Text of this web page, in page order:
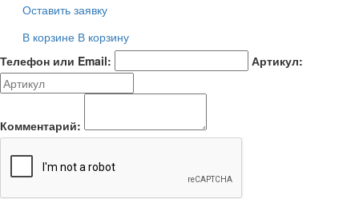
Оставить заявку
В корзине В корзину
Телефон или Email:
Артикул:
Комментарий: